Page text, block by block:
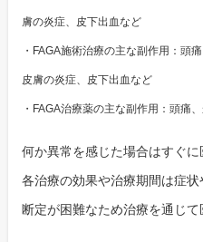
膚の炎症、皮下出血など
・FAGA施術治療の主な副作用：頭
皮膚の炎症、皮下出血など
・FAGA治療薬の主な副作用：頭痛
何か異常を感じた場合はすぐに
各治療の効果や治療期間は症状
断定が困難なため治療を通じて